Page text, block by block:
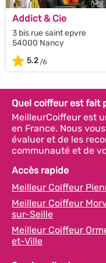
Addict & Cie
3 bis rue saint epvre
54000 Nancy
5.2
Quel coiffeur est fait
MeilleurCoiffeur est
en France. Nous
évaluer et de les
communauté et de
Accès rapide
Meilleur Coiffeur
Meilleur Coiffeur
sur-Seille
Meilleur Coiffeur
et-Ville